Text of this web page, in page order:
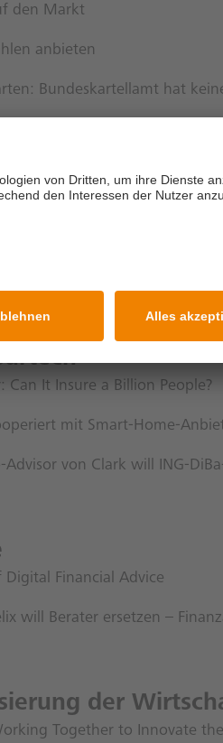
den Markt
anbieten
Bundes­kartellamt hat
Kryptoassets
lending
das Risiko wirklich?
Can It Insure a Billion People?
mit Smart-Home-
von Clark will ING-
Financial Advice
will Berater ersetzen –
der
Together to Innovate